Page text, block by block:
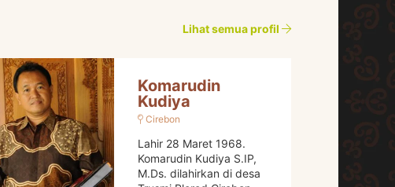
Lihat semua profil
Komarudin
Kudiya
Cirebon
Lahir 28 Maret 1968.
Komarudin Kudiya S.IP,
M.Ds. dilahirkan di desa